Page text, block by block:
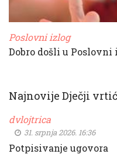
Poslovni izlog
Dobro došli u
Najnovije Dječji
dvlojtrica
31. srpnja 2026. 16:36
Potpisivanje ugovora